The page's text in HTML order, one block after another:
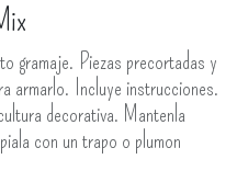
gramaje. Piezas precortadas y
armarlo. Incluye instrucciones.
decorativa. Mantenla
con un trapo o plumon